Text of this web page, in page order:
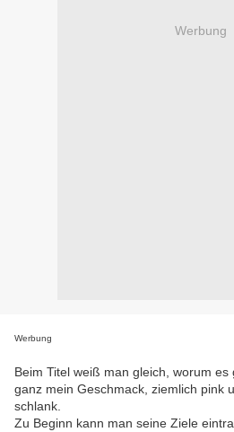
Werbung
Werbung
Beim Titel weiß man gleich, worum
ganz mein Geschmack, ziemlich pink
schlank.
Zu Beginn kann man seine Ziele